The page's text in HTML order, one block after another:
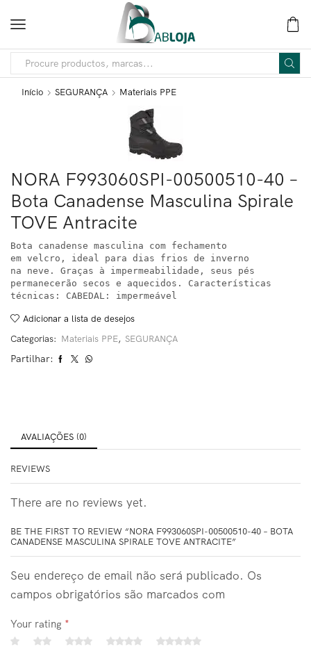
Início SEGURANÇA Materiais PPE
NORA F993060SPI-00500510-40 –
Bota Canadense Masculina Spirale
TOVE Antracite
Bota canadense masculina com fechamento
em velcro, ideal para dias frios de inverno
na neve. Graças à impermeabilidade, seus pés
permanecerão secos e aquecidos. Características
técnicas: CABEDAL: impermeável
Adicionar a lista de desejos
Categorias: Materiais PPE, SEGURANÇA
Partilhar:
AVALIAÇÕES (0)
REVIEWS
There are no reviews yet.
BE THE FIRST TO REVIEW “NORA F993060SPI-00500510-40 – BOTA
CANADENSE MASCULINA SPIRALE TOVE ANTRACITE”
Seu endereço de email não será publicado. Os
campos obrigatórios são marcados com
Your rating *